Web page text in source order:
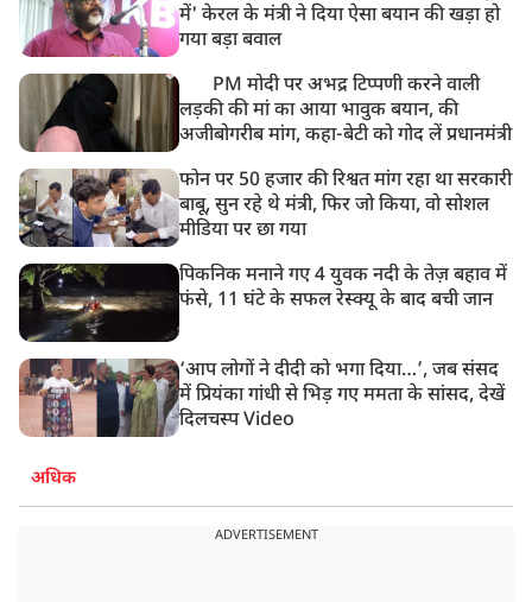
8:50 AM
बसपा के इकलौते विधायक उमाशंकर सिंह का देर रात निधन,
आज बलिया में होगा अंतिम संस्कार
में' केरल के मंत्री ने दिया ऐसा बयान की खड़ा हो
गया बड़ा बवाल
PM मोदी पर अभद्र टिप्पणी करने वाली
लड़की की मां का आया भावुक बयान, की
अजीबोगरीब मांग, कहा-बेटी को गोद लें प्रधानमंत्री
फोन पर 50 हजार की रिश्वत मांग रहा था सरकारी
बाबू, सुन रहे थे मंत्री, फिर जो किया, वो सोशल
मीडिया पर छा गया
पिकनिक मनाने गए 4 युवक नदी के तेज़ बहाव में
फंसे, 11 घंटे के सफल रेस्क्यू के बाद बची जान
‘आप लोगों ने दीदी को भगा दिया…’, जब संसद
में प्रियंका गांधी से भिड़ गए ममता के सांसद, देखें
दिलचस्प Video
अधिक
ADVERTISEMENT